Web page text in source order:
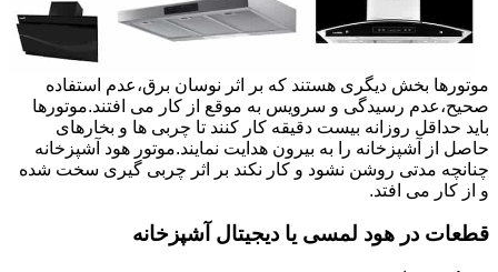
موتورها بخش دیگری هستند که بر اثر نوسان برق،عدم استفاده
صحیح،عدم رسیدگی و سرویس به موقع از کار می افتند.موتورها
باید حداقل روزانه بیست دقیقه کار کنند تا چربی ها و بخارهای
حاصل از آشپزخانه را به بیرون هدایت نمایند.موتور هود آشپزخانه
چنانچه مدتی روشن نشود و کار نکند بر اثر چربی گیری سخت شده
و از کار می افتد.
قطعات در هود لمسی یا دیجیتال آشپزخانه